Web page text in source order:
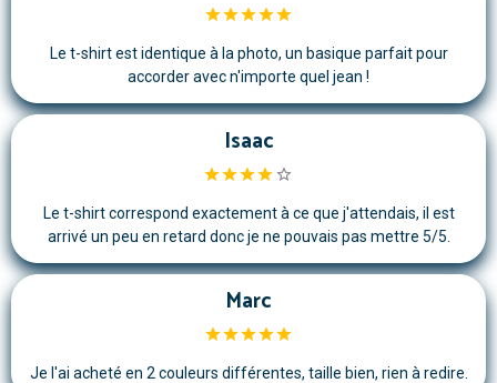
Le t-shirt est identique à la photo, un basique parfait pour
accorder avec n'importe quel jean !
Isaac
Le t-shirt correspond exactement à ce que j'attendais, il est
arrivé un peu en retard donc je ne pouvais pas mettre 5/5.
Marc
Je l'ai acheté en 2 couleurs différentes, taille bien, rien à redire.